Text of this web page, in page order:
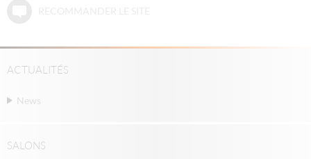
ACTUALITÉS
News
SALONS